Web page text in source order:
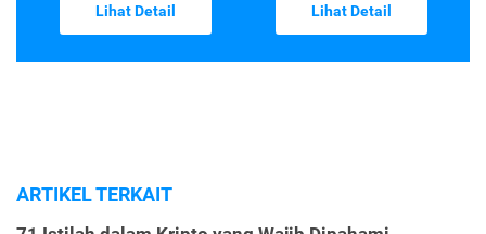
Lihat Detail Lihat Detail
ARTIKEL TERKAIT